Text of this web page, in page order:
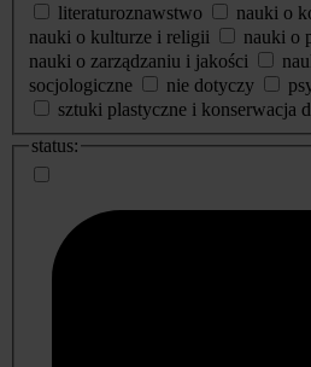
literaturoznawstwo
nauki o
nauki o kulturze i religii
nauki o
nauki o zarządzaniu i jakości
socjologiczne
nie dotyczy
sztuki plastyczne i konserwacja
status: